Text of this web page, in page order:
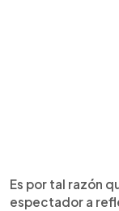
Es por tal razón
espectador a